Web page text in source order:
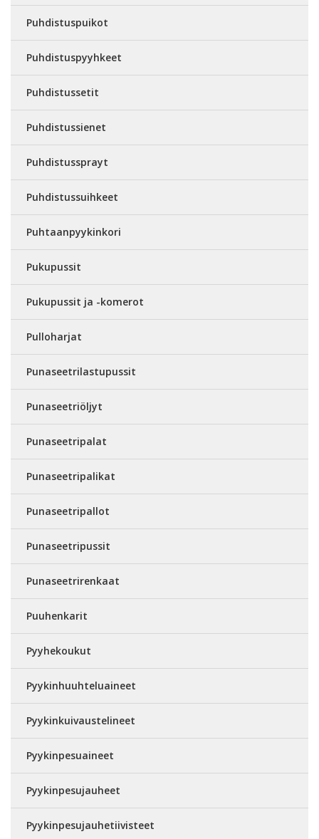
Puhdistuspuikot
Puhdistuspyyhkeet
Puhdistussetit
Puhdistussienet
Puhdistussprayt
Puhdistussuihkeet
Puhtaanpyykinkori
Pukupussit
Pukupussit ja -komerot
Pulloharjat
Punaseetrilastupussit
Punaseetriöljyt
Punaseetripalat
Punaseetripalikat
Punaseetripallot
Punaseetripussit
Punaseetrirenkaat
Puuhenkarit
Pyyhekoukut
Pyykinhuuhteluaineet
Pyykinkuivaustelineet
Pyykinpesuaineet
Pyykinpesujauheet
Pyykinpesujauhetiivisteet